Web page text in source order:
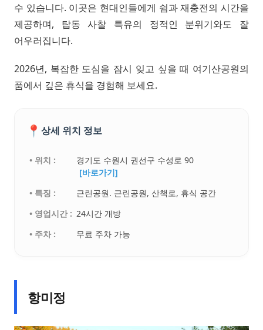
수 있습니다. 이곳은 현대인들에게 쉼과 재충전의 시간을
제공하며, 탑동 사찰 특유의 정적인 분위기와도 잘
어우러집니다.
2026년, 복잡한 도심을 잠시 잊고 싶을 때 여기산공원의
품에서 깊은 휴식을 경험해 보세요.
📍 상세 위치 정보
• 위치 :
경기도 수원시 권선구 수성로 90
[바로가기]
• 특징 :
근린공원. 근린공원, 산책로, 휴식 공간
• 영업시간 : 24시간 개방
• 주차 :
무료 주차 가능
항미정